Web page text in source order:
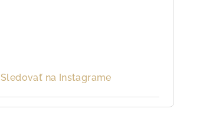
Sledovať na Instagrame